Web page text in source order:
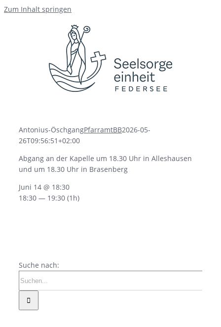
Zum Inhalt springen
Antonius-ÖschgangPfarramtBB2026-05-
26T09:56:51+02:00
Abgang an der Kapelle um 18.30 Uhr in Alleshausen
und um 18.30 Uhr in Brasenberg
Juni 14 @ 18:30
18:30 — 19:30 (1h)
Suche nach: